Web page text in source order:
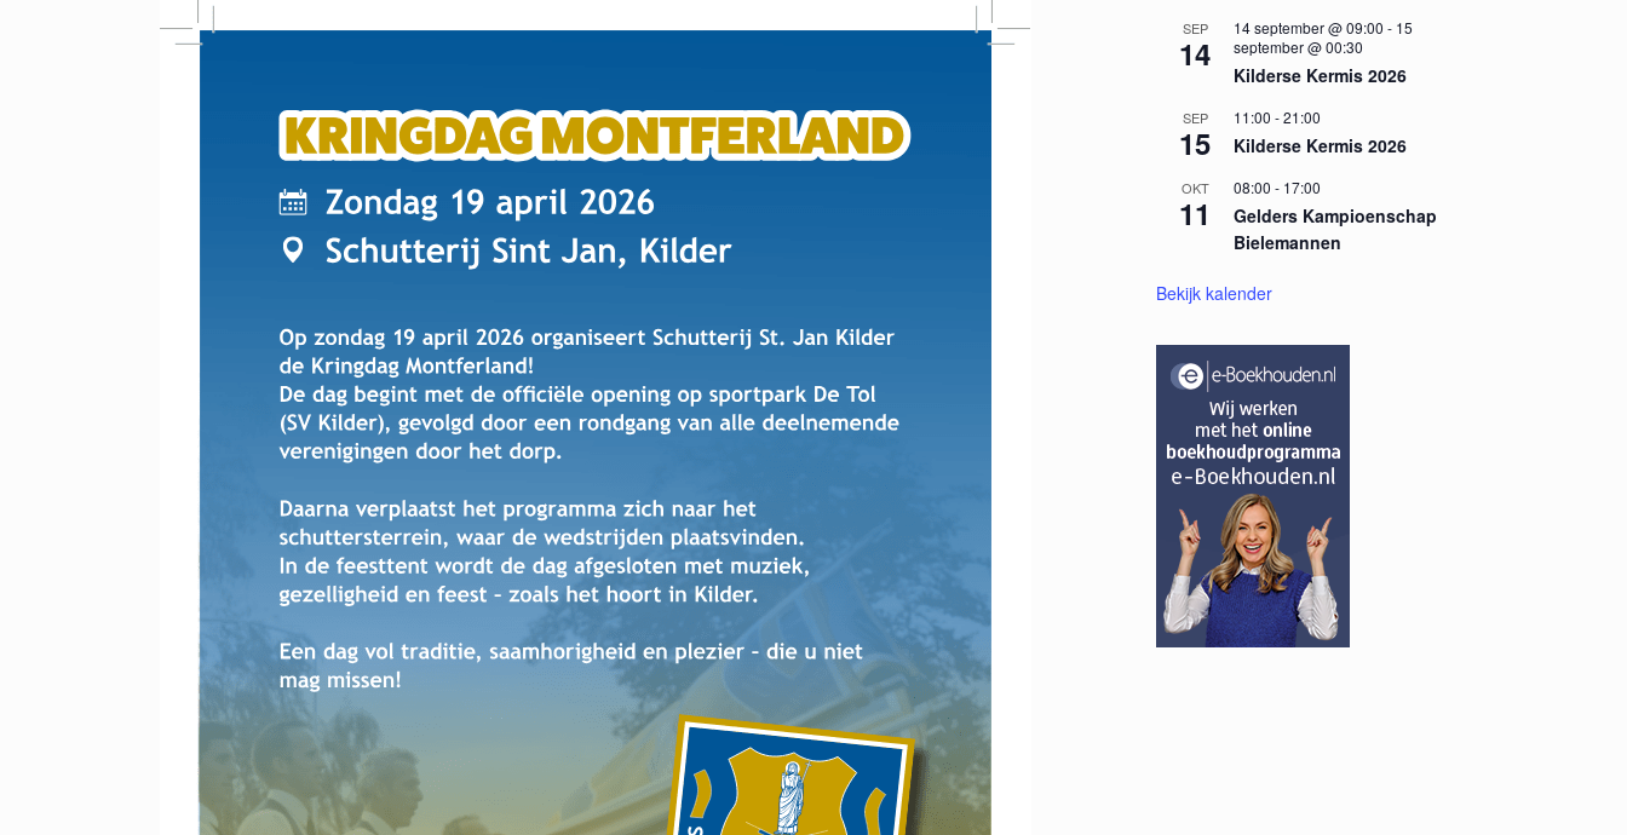
SEP
14
14 september @ 09:00 - 15
september @ 00:30
Kilderse Kermis 2026
SEP
15
11:00 -21:00
Kilderse Kermis 2026
OKT
11
08:00 - 17:00
Gelders Kampioenschap
Bielemannen
Bekijk kalender